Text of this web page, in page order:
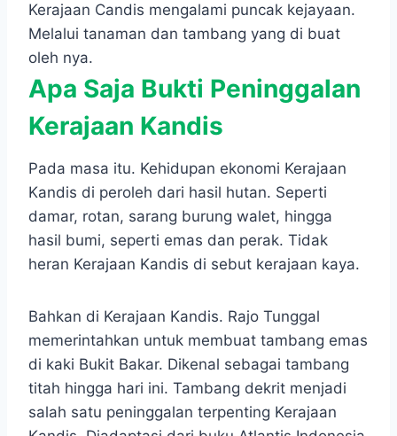
Kerajaan Candis mengalami puncak kejayaan.
Melalui tanaman dan tambang yang di buat
oleh nya.
Apa Saja Bukti Peninggalan
Kerajaan Kandis
Pada masa itu. Kehidupan ekonomi Kerajaan
Kandis di peroleh dari hasil hutan. Seperti
damar, rotan, sarang burung walet, hingga
hasil bumi, seperti emas dan perak. Tidak
heran Kerajaan Kandis di sebut kerajaan kaya.
Bahkan di Kerajaan Kandis. Rajo Tunggal
memerintahkan untuk membuat tambang emas
di kaki Bukit Bakar. Dikenal sebagai tambang
titah hingga hari ini. Tambang dekrit menjadi
salah satu peninggalan terpenting Kerajaan